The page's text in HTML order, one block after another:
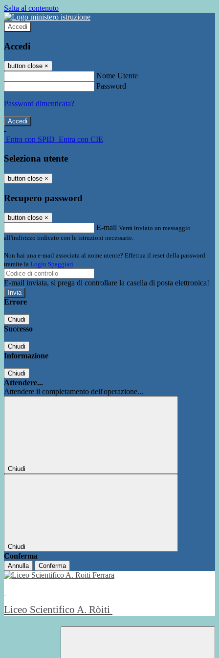
Salta al contenuto
Accedi
Accedi
button close ×
Nome Utente
Password
Password dimenticata?
-
Entra con SPID Entra con CIE
Seleziona utente
button close ×
Recupero password
button close ×
E-mail Verrà inviato un messaggio
all'indirizzo indicato con le istruzioni necessarie.
Non hai una e-mail associata al nome utente? Effettua il reset della password
tramite la Login Spaggiari
E-mail inviata, si prega di controllare la casella di posta elettronica!
Errore
Chiudi
Successo
Chiudi
Informazione
Chiudi
Attendere...
Attendere il completamento dell'operazione...
Chiudi
Chiudi
Conferma
Annulla Conferma
Liceo Scientifico A. Ròiti